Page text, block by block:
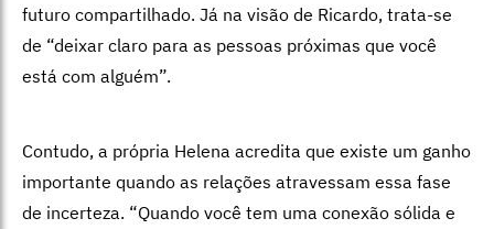
futuro compartilhado. Já na visão de Ricardo, trata-se
de “deixar claro para as pessoas próximas que você
está com alguém”.
Contudo, a própria Helena acredita que existe um ganho
importante quando as relações atravessam essa fase
de incerteza. “Quando você tem uma conexão sólida e